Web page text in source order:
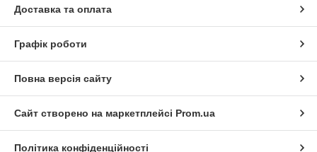
Доставка та оплата
Графік роботи
Повна версія сайту
Сайт створено на маркетплейсі Prom.ua
Політика конфіденційності